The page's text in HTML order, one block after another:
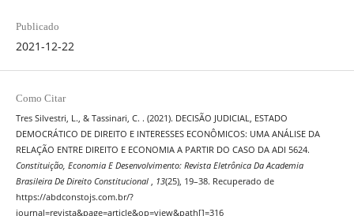
Publicado
2021-12-22
Como Citar
Tres Silvestri, L., & Tassinari, C. . (2021). DECISÃO JUDICIAL, ESTADO
DEMOCRÁTICO DE DIREITO E INTERESSES ECONÔMICOS: UMA ANÁLISE DA
RELAÇÃO ENTRE DIREITO E ECONOMIA A PARTIR DO CASO DA ADI 5624.
Constituição, Economia E Desenvolvimento: Revista Eletrônica Da Academia
Brasileira De Direito Constitucional , 13(25), 19–38. Recuperado de
https://abdconstojs.com.br/?
journal=revista&page=article&op=view&path[]=316